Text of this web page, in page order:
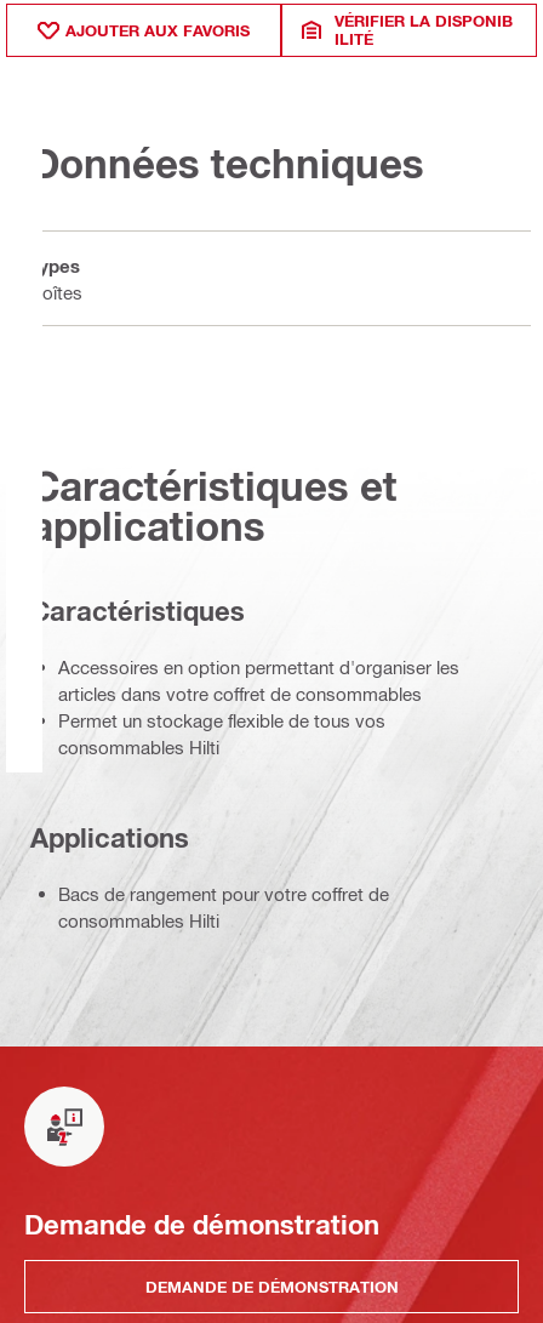
AJOUTER AUX FAVORIS
VÉRIFIER LA DISPONIB
ILITÉ
Données techniques
Types
Boîtes
Caractéristiques et
applications
Caractéristiques
Accessoires en option permettant d'organiser les
articles dans votre coffret de consommables
Permet un stockage flexible de tous vos
consommables Hilti
Applications
Bacs de rangement pour votre coffret de
consommables Hilti
Demande de démonstration
DEMANDE DE DÉMONSTRATION